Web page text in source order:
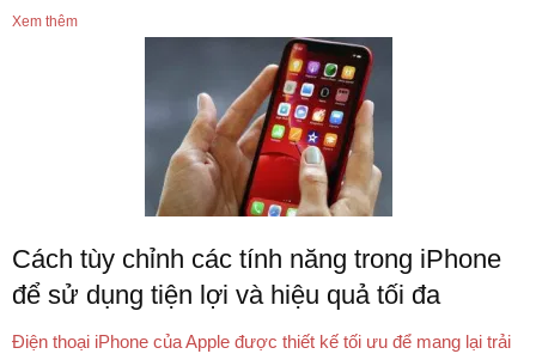
Xem thêm
Cách tùy chỉnh các tính năng trong iPhone
để sử dụng tiện lợi và hiệu quả tối đa
Điện thoại iPhone của Apple được thiết kế tối ưu để mang lại trải